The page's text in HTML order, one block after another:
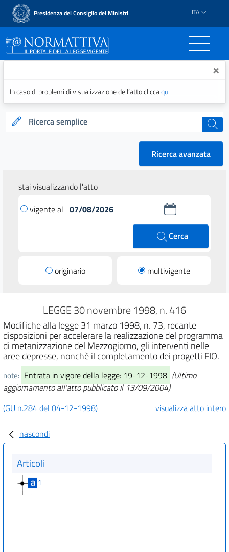
Presidenza del Consiglio dei Ministri ITA
Normattiva - Il portale ×
In caso di problemi di visualizzazione dell’atto cliccaqui
Ricerca semplice cerca
Ricerca avanzata
stai visualizzando l'atto
vigente al
Cerca
originario multivigente
LEGGE 30 novembre 1998, n. 416
Modifiche alla legge 31 marzo 1998, n. 73, recante
disposizioni per accelerare la realizzazione del programma
di metanizzazione del Mezzogiorno, gli interventi nelle
aree depresse, nonchè il completamento dei progetti FIO.
note: Entrata in vigore della legge: 19-12-1998 (Ultimo
aggiornamento all'atto pubblicato il 13/09/2004)
(GU n.284 del 04-12-1998)
visualizza atto intero
nascondi
Articoli
1